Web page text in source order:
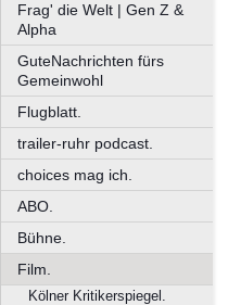
Frag' die Welt | Gen Z &
Alpha
GuteNachrichten fürs
Gemeinwohl
Flugblatt.
trailer-ruhr podcast.
choices mag ich.
ABO.
Bühne.
Film.
Kölner Kritikerspiegel.